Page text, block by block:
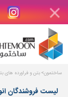
دکوراسیون
بتن
های
بتنی
ساختمون بتن و فراورده های
لیست فروشندگان